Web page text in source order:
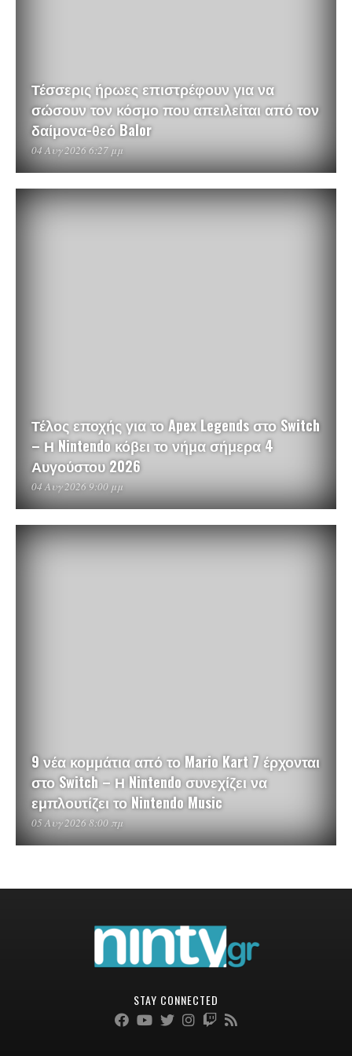
Τέσσερις ήρωες επιστρέφουν για να
σώσουν τον κόσμο που απειλείται από τον
δαίμονα-θεό Balor
04 Αυγ 2026 6:27 μμ
Τέλος εποχής για το Apex Legends στο Switch
– Η Nintendo κόβει το νήμα σήμερα 4
Αυγούστου 2026
04 Αυγ 2026 9:00 μμ
9 νέα κομμάτια από το Mario Kart 7 έρχονται
στο Switch – Η Nintendo συνεχίζει να
εμπλουτίζει το Nintendo Music
05 Αυγ 2026 8:00 πμ
STAY CONNECTED